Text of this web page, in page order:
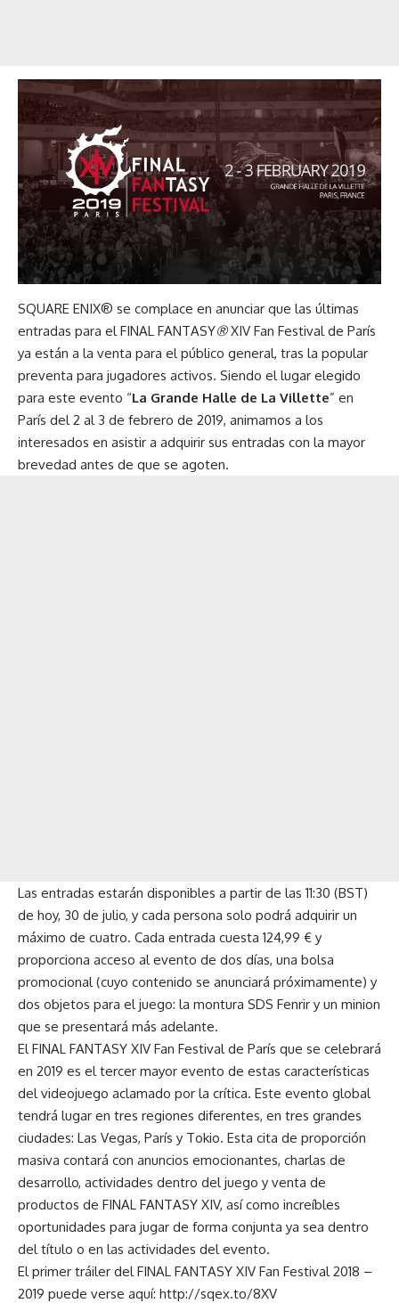
SQUARE ENIX® se complace en anunciar que las últimas
entradas para el FINAL FANTASY®XIV Fan Festival de París
ya están a la venta para el público general, tras la popular
preventa para jugadores activos. Siendo el lugar elegido
para este evento “La Grande Halle de La Villette” en
París del 2 al 3 de febrero de 2019, animamos a los
interesados en asistir a adquirir sus entradas con la mayor
brevedad antes de que se agoten.
Las entradas estarán disponibles a partir de las 11:30 (BST)
de hoy, 30 de julio, y cada persona solo podrá adquirir un
máximo de cuatro. Cada entrada cuesta 124,99 € y
proporciona acceso al evento de dos días, una bolsa
promocional (cuyo contenido se anunciará próximamente) y
dos objetos para el juego: la montura SDS Fenrir y un minion
que se presentará más adelante.
El FINAL FANTASY XIV Fan Festival de París que se celebrará
en 2019 es el tercer mayor evento de estas características
del videojuego aclamado por la crítica. Este evento global
tendrá lugar en tres regiones diferentes, en tres grandes
ciudades: Las Vegas, París y Tokio. Esta cita de proporción
masiva contará con anuncios emocionantes, charlas de
desarrollo, actividades dentro del juego y venta de
productos de FINAL FANTASY XIV, así como increíbles
oportunidades para jugar de forma conjunta ya sea dentro
del título o en las actividades del evento.
El primer tráiler del FINAL FANTASY XIV Fan Festival 2018 –
2019 puede verse aquí: http://sqex.to/8XV